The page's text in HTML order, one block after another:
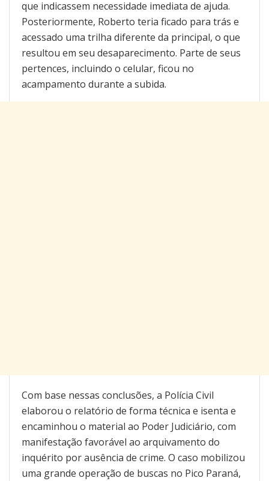
que indicassem necessidade imediata de ajuda.
Posteriormente, Roberto teria ficado para trás e
acessado uma trilha diferente da principal, o que
resultou em seu desaparecimento. Parte de seus
pertences, incluindo o celular, ficou no
acampamento durante a subida.
Com base nessas conclusões, a Polícia Civil
elaborou o relatório de forma técnica e isenta e
encaminhou o material ao Poder Judiciário, com
manifestação favorável ao arquivamento do
inquérito por ausência de crime. O caso mobilizou
uma grande operação de buscas no Pico Paraná,